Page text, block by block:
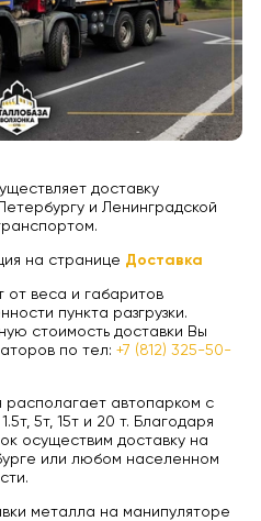
доставку
и Ленинградской
на странице Доставка
от веса и габаритов
пункта разгрузки.
стоимость доставки Вы
по тел: +7 (812) 325-50-
автопарком с
5т, 15т и 20 т. Благодаря
осуществим доставку на
или любом населенном
металла на манипуляторе